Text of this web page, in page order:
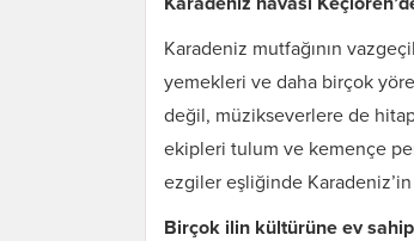
Karadeniz mutfağının
yemekleri ve daha birçok
değil, müzikseverlere de
ekipleri tulum ve kemençe
ezgiler eşliğinde
Birçok ilin kültürüne ev